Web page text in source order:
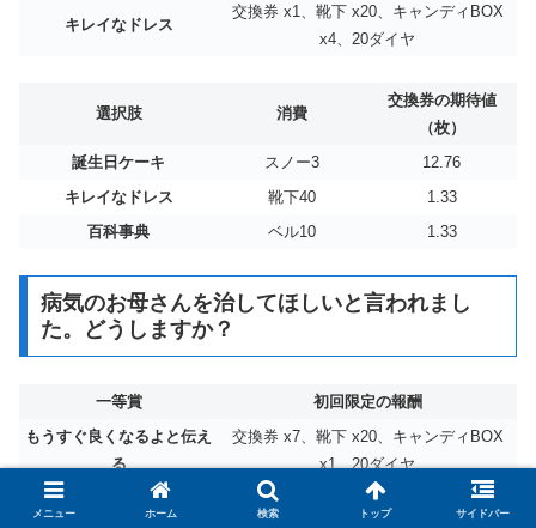
キレイなドレス
交換券 x1、靴下 x20、キャンディBOX
x4、20ダイヤ
選択肢 消費
交換券の期待値
（枚）
誕生日ケーキ
スノー3
12.76
キレイなドレス
靴下40
1.33
百科事典
ベル10 1.33
病気のお母さんを治してほしいと言われまし
た。どうしますか？
一等賞
初回限定の報酬
もうすぐ良くなるよと伝え
る
交換券 x7、靴下 x20、キャンディBOX
x1、20ダイヤ
メニュー ホーム 検索 トップ サイドバー